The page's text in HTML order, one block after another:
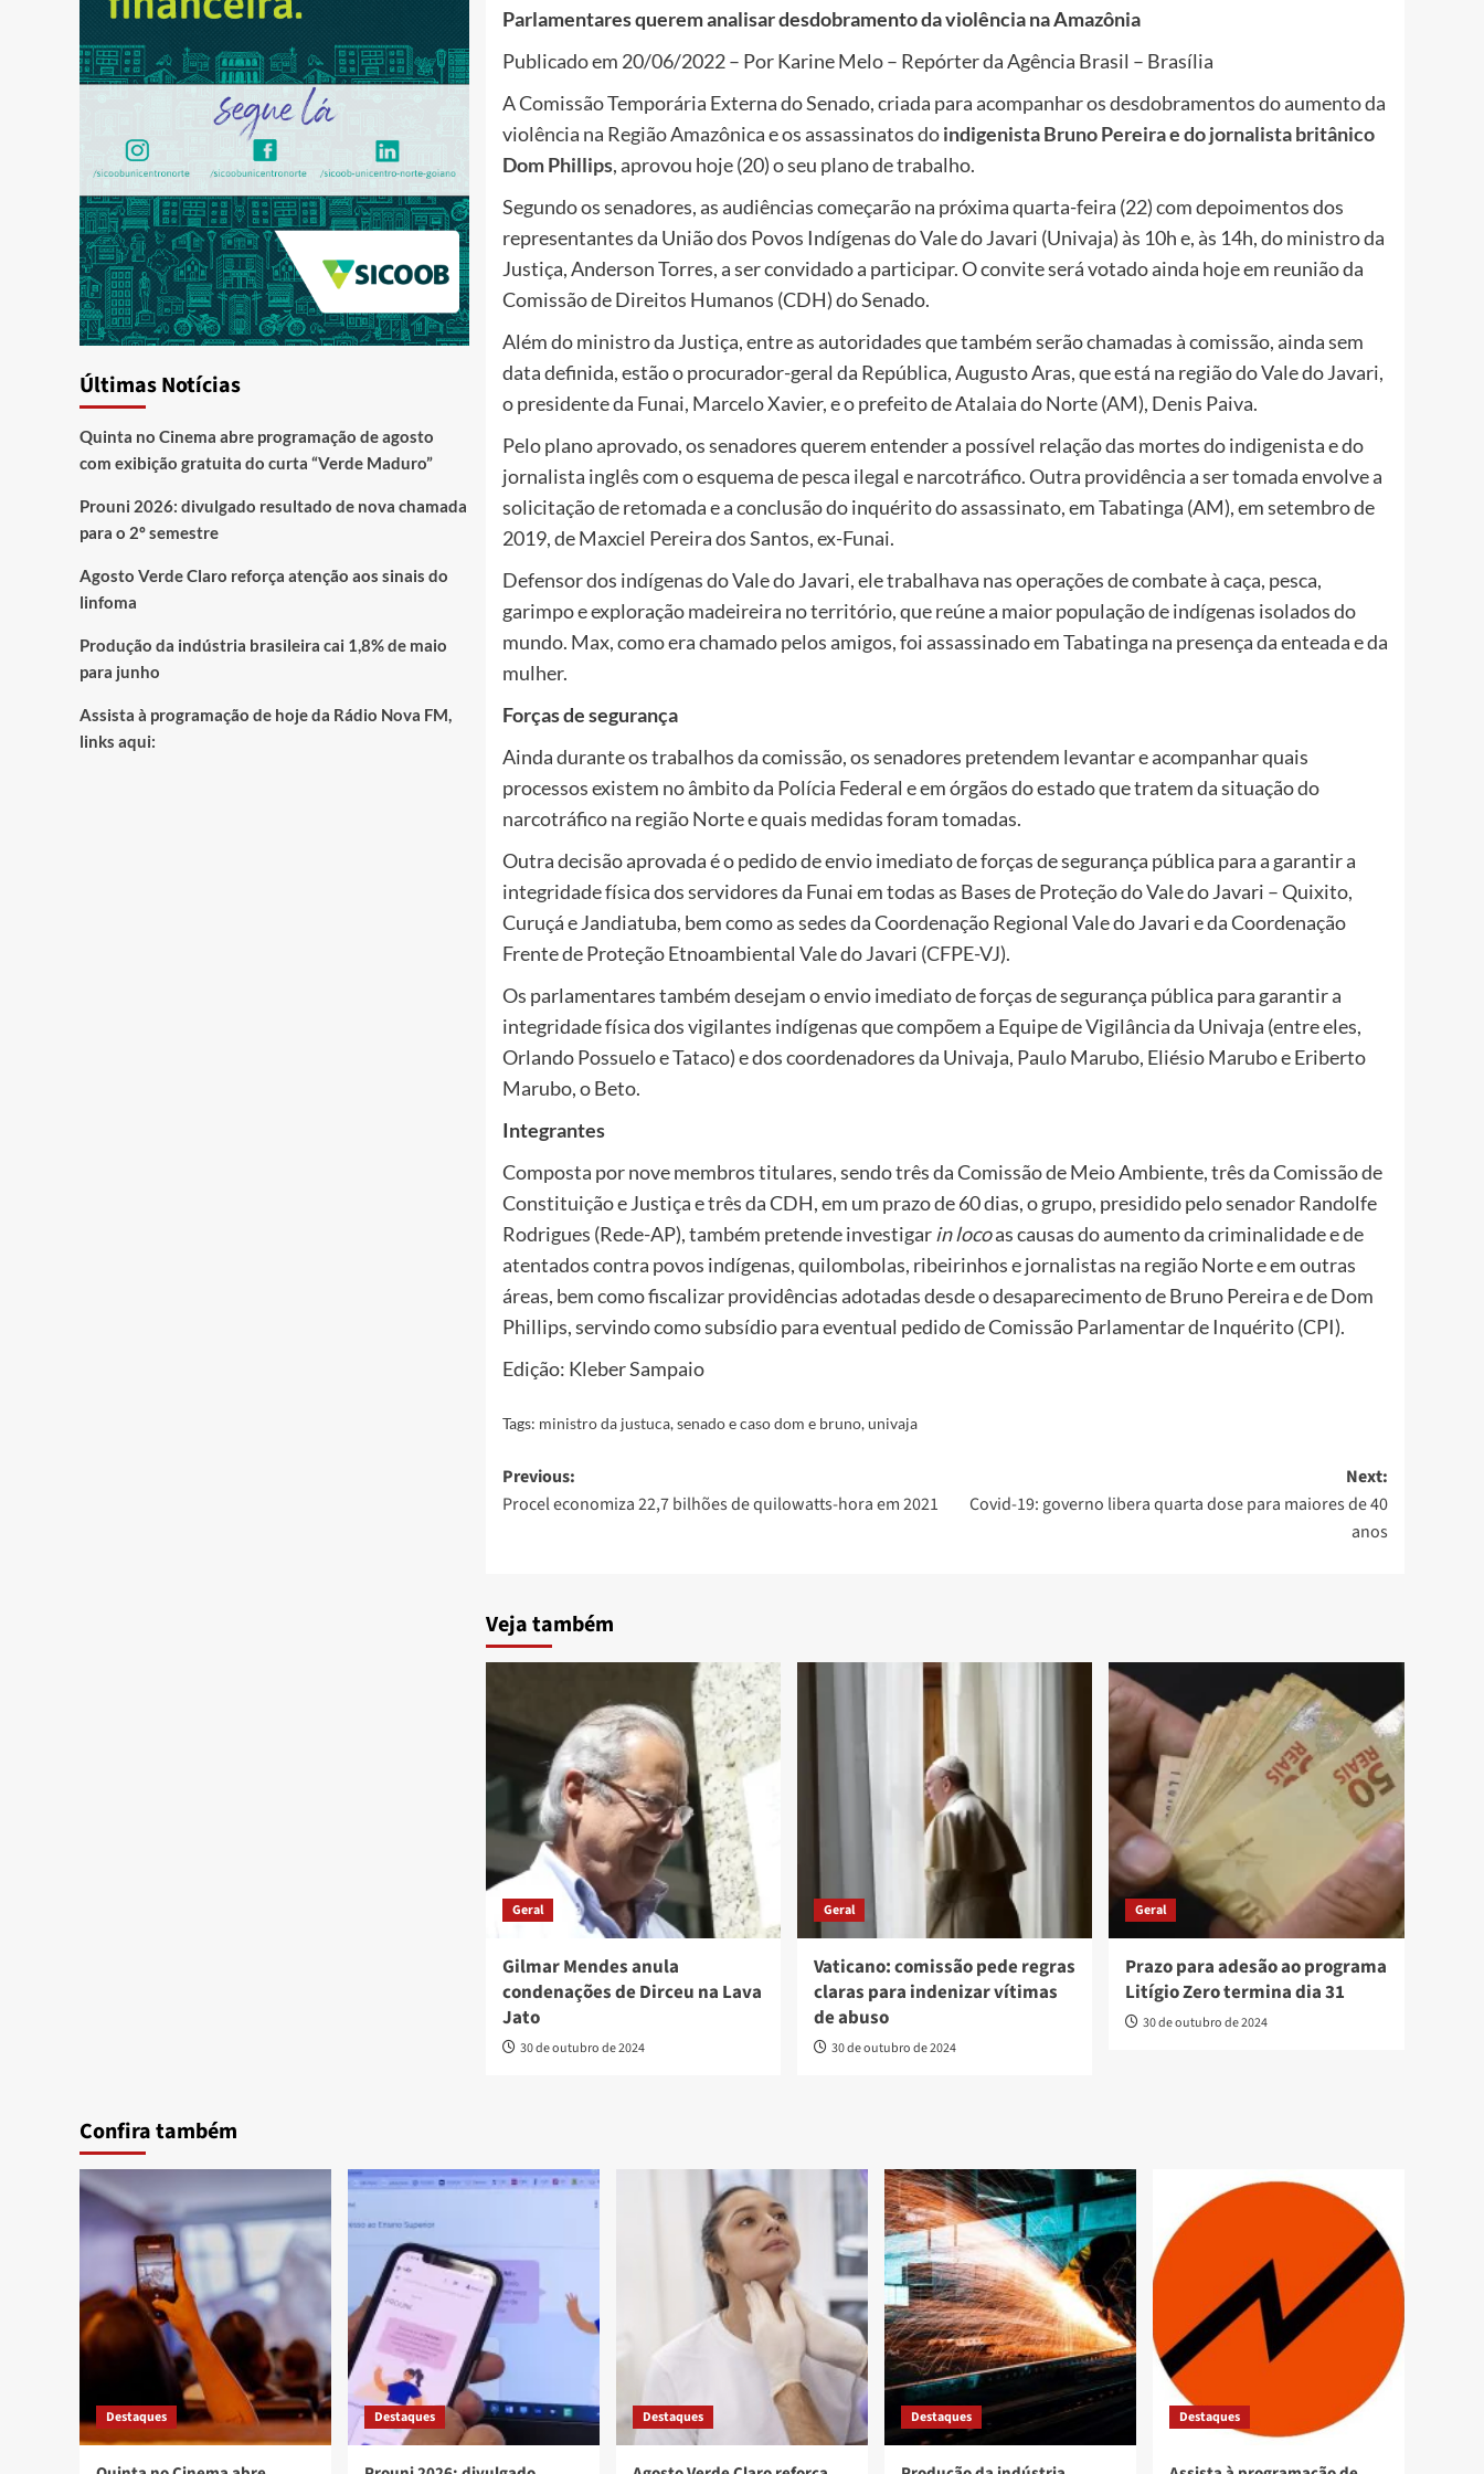
Parlamentares querem analisar desdobramento da violência na Amazônia
Publicado em 20/06/2022 – Por Karine Melo – Repórter da Agência Brasil – Brasília
A Comissão Temporária Externa do Senado, criada para acompanhar os desdobramentos do aumento da
violência na Região Amazônica e os assassinatos doindigenista Bruno Pereira e do jornalista britânico
Dom Phillips, aprovou hoje (20) o seu plano de trabalho.
Segundo os senadores, as audiências começarão na próxima quarta-feira (22) com depoimentos dos
representantes da União dos Povos Indígenas do Vale do Javari (Univaja) às 10h e, às 14h, do ministro da
Justiça, Anderson Torres, a ser convidado a participar. O convite será votado ainda hoje em reunião da
Comissão de Direitos Humanos (CDH) do Senado.
Além do ministro da Justiça, entre as autoridades que também serão chamadas à comissão, ainda sem
data definida, estão o procurador-geral da República, Augusto Aras, que está na região do Vale do Javari,
o presidente da Funai, Marcelo Xavier, e o prefeito de Atalaia do Norte (AM), Denis Paiva.
Pelo plano aprovado, os senadores querem entender a possível relação das mortes do indigenista e do
jornalista inglês com o esquema de pesca ilegal e narcotráfico. Outra providência a ser tomada envolve a
solicitação de retomada e a conclusão do inquérito do assassinato, em Tabatinga (AM), em setembro de
2019, de Maxciel Pereira dos Santos, ex-Funai.
Defensor dos indígenas do Vale do Javari, ele trabalhava nas operações de combate à caça, pesca,
garimpo e exploração madeireira no território, que reúne a maior população de indígenas isolados do
mundo. Max, como era chamado pelos amigos, foi assassinado em Tabatinga na presença da enteada e da
mulher.
Forças de segurança
Ainda durante os trabalhos da comissão, os senadores pretendem levantar e acompanhar quais
processos existem no âmbito da Polícia Federal e em órgãos do estado que tratem da situação do
narcotráfico na região Norte e quais medidas foram tomadas.
Outra decisão aprovada é o pedido de envio imediato de forças de segurança pública para a garantir a
integridade física dos servidores da Funai em todas as Bases de Proteção do Vale do Javari – Quixito,
Curuçá e Jandiatuba, bem como as sedes da Coordenação Regional Vale do Javari e da Coordenação
Frente de Proteção Etnoambiental Vale do Javari (CFPE-VJ).
Os parlamentares também desejam o envio imediato de forças de segurança pública para garantir a
integridade física dos vigilantes indígenas que compõem a Equipe de Vigilância da Univaja (entre eles,
Orlando Possuelo e Tataco) e dos coordenadores da Univaja, Paulo Marubo, Eliésio Marubo e Eriberto
Marubo, o Beto.
Integrantes
Composta por nove membros titulares, sendo três da Comissão de Meio Ambiente, três da Comissão de
Constituição e Justiça e três da CDH, em um prazo de 60 dias, o grupo, presidido pelo senador Randolfe
Rodrigues (Rede-AP), também pretende investigarin locoas causas do aumento da criminalidade e de
atentados contra povos indígenas, quilombolas, ribeirinhos e jornalistas na região Norte e em outras
áreas, bem como fiscalizar providências adotadas desde o desaparecimento de Bruno Pereira e de Dom
Phillips, servindo como subsídio para eventual pedido de Comissão Parlamentar de Inquérito (CPI).
Edição: Kleber Sampaio
Tags: ministro da justuca,senado e caso dom e bruno,univaja
Post
navigation
Previous:
Procel economiza 22,7 bilhões de quilowatts-hora em 2021
Next:
Covid-19: governo libera quarta dose para maiores de 40
anos
Veja também
Geral
Gilmar Mendes anula
condenações de Dirceu na Lava
Jato
30 de outubro de 2024
Geral
Vaticano: comissão pede regras
claras para indenizar vítimas
de abuso
30 de outubro de 2024
Geral
Prazo para adesão ao programa
Litígio Zero termina dia 31
30 de outubro de 2024
Últimas Notícias
Quinta no Cinema abre programação de agosto
com exibição gratuita do curta “Verde Maduro”
Prouni 2026: divulgado resultado de nova chamada
para o 2º semestre
Agosto Verde Claro reforça atenção aos sinais do
linfoma
Produção da indústria brasileira cai 1,8% de maio
para junho
Assista à programação de hoje da Rádio Nova FM,
links aqui:
Confira também
Destaques Destaques Destaques Destaques Destaques